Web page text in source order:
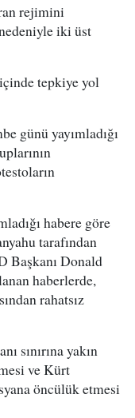
rejimini
iki üst
tepkiye yol
günü yayımladığı
habere göre
tarafından
Başkanı Donald
haberlerde,
rahatsız
sınırına yakın
ve Kürt
öncülük etmesi